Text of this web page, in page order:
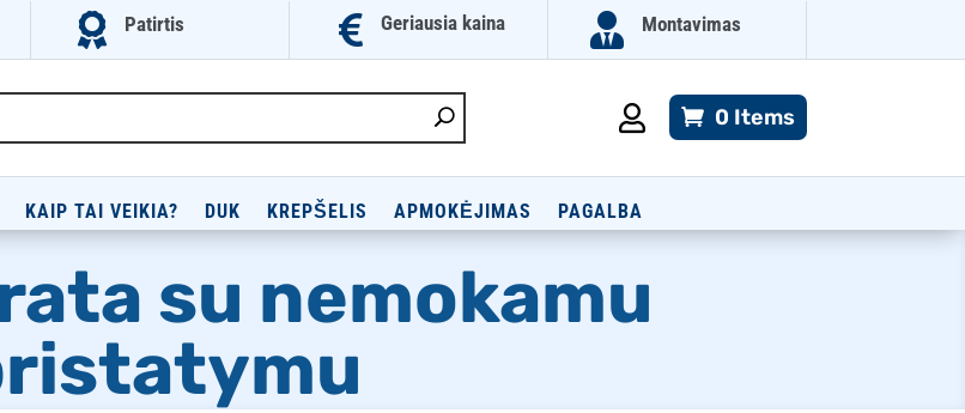
 Patirtis  Geriausia kaina  Montavimas
 0 Items
KAIP TAI VEIKIA? DUK KREPŠELIS APMOKĖJIMAS PAGALBA
su nemokamu